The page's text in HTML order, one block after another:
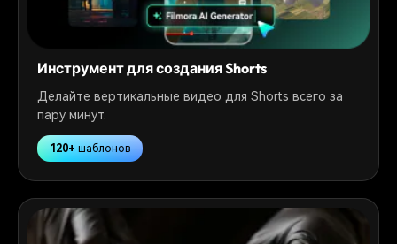
Инструмент для создания Shorts
Делайте вертикальные видео для Shorts всего за
пару минут.
120+шаблонов